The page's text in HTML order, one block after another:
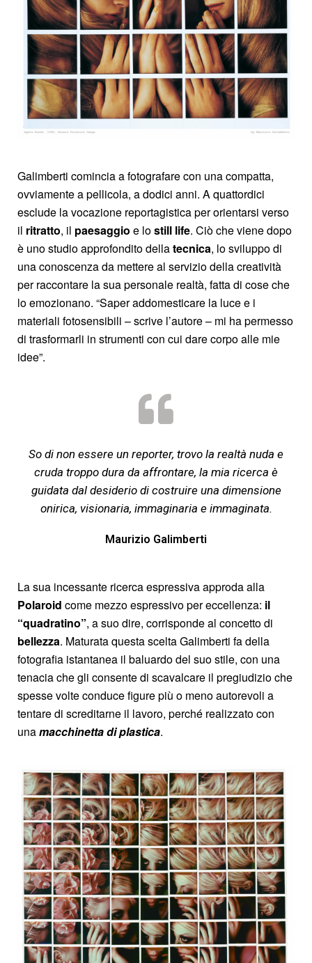
Galimberti comincia a fotografare con una compatta,
ovviamente a pellicola, a dodici anni. A quattordici
esclude la vocazione reportagistica per orientarsi verso
il ritratto, il paesaggio e lostill life. Ciò che viene dopo
è uno studio approfondito dellatecnica, lo sviluppo di
una conoscenza da mettere al servizio della creatività
per raccontare la sua personale realtà, fatta di cose che
lo emozionano. “Saper addomesticare la luce e i
materiali fotosensibili – scrive l’autore – mi ha permesso
di trasformarli in strumenti con cui dare corpo alle mie
idee”.
So di non essere un reporter, trovo la realtà nuda e
cruda troppo dura da affrontare, la mia ricerca è
guidata dal desiderio di costruire una dimensione
onirica, visionaria, immaginaria e immaginata.
Maurizio Galimberti
La sua incessante ricerca espressiva approda alla
Polaroid come mezzo espressivo per eccellenza: il
“quadratino”, a suo dire, corrisponde al concetto di
bellezza. Maturata questa scelta Galimberti fa della
fotografia istantanea il baluardo del suo stile, con una
tenacia che gli consente di scavalcare il pregiudizio che
spesse volte conduce figure più o meno autorevoli a
tentare di screditarne il lavoro, perché realizzato con
unamacchinetta di plastica.